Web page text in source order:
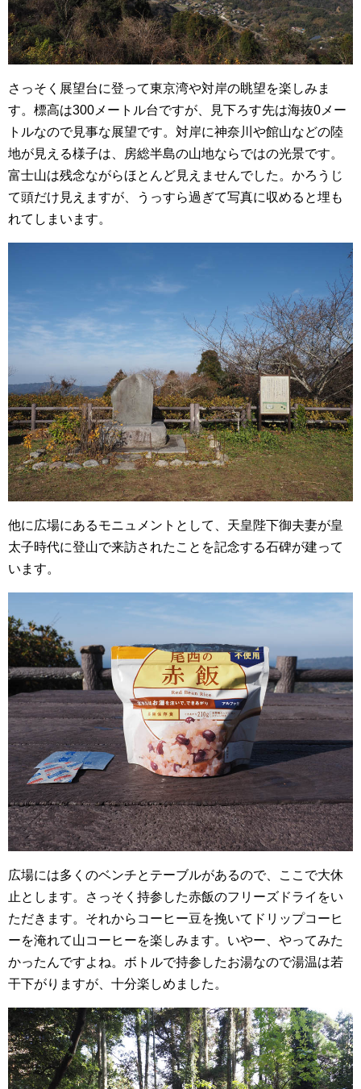
さっそく展望台に登って東京湾や対岸の眺望を楽しみま
す。標高は300メートル台ですが、見下ろす先は海抜0メー
トルなので見事な展望です。対岸に神奈川や館山などの陸
地が見える様子は、房総半島の山地ならではの光景です。
富士山は残念ながらほとんど見えませんでした。かろうじ
て頭だけ見えますが、うっすら過ぎて写真に収めると埋も
れてしまいます。
他に広場にあるモニュメントとして、天皇陛下御夫妻が皇
太子時代に登山で来訪されたことを記念する石碑が建って
います。
広場には多くのベンチとテーブルがあるので、ここで大休
止とします。さっそく持参した赤飯のフリーズドライをい
ただきます。それからコーヒー豆を挽いてドリップコーヒ
ーを淹れて山コーヒーを楽しみます。いやー、やってみた
かったんですよね。ボトルで持参したお湯なので湯温は若
干下がりますが、十分楽しめました。